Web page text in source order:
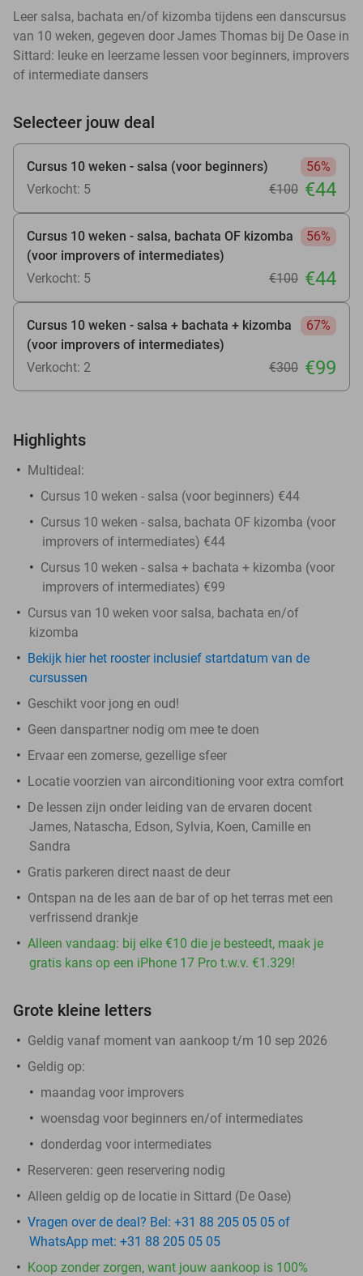
Leer salsa, bachata en/of kizomba tijdens een danscursus
van 10 weken, gegeven door James Thomas bij De Oase in
Sittard: leuke en leerzame lessen voor beginners, improvers
of intermediate dansers
Selecteer jouw deal
Cursus 10 weken - salsa (voor beginners)
56%
Verkocht: 5
€100 €44
Cursus 10 weken - salsa, bachata OF kizomba
(voor improvers of intermediates)
56%
Verkocht: 5 €100 €44
Cursus 10 weken - salsa + bachata + kizomba
(voor improvers of intermediates)
67%
Verkocht: 2 €300 €99
Highlights
Multideal:
Cursus 10 weken - salsa (voor beginners) €44
Cursus 10 weken - salsa, bachata OF kizomba (voor
improvers of intermediates) €44
Cursus 10 weken - salsa + bachata + kizomba (voor
improvers of intermediates) €99
Cursus van 10 weken voor salsa, bachata en/of
kizomba
Bekijk hier het rooster inclusief startdatum van de
cursussen
Geschikt voor jong en oud!
Geen danspartner nodig om mee te doen
Ervaar een zomerse, gezellige sfeer
Locatie voorzien van airconditioning voor extra comfort
De lessen zijn onder leiding van de ervaren docent
James, Natascha, Edson, Sylvia, Koen, Camille en
Sandra
Gratis parkeren direct naast de deur
Ontspan na de les aan de bar of op het terras met een
verfrissend drankje
Alleen vandaag: bij elke €10 die je besteedt, maak je
gratis kans op een iPhone 17 Pro t.w.v. €1.329!
Grote kleine letters
Geldig vanaf moment van aankoop t/m 10 sep 2026
Geldig op:
maandag voor improvers
woensdag voor beginners en/of intermediates
donderdag voor intermediates
Reserveren: geen reservering nodig
Alleen geldig op de locatie in Sittard (De Oase)
Vragen over de deal? Bel: +31 88 205 05 05 of
WhatsApp met: +31 88 205 05 05
Koop zonder zorgen, want jouw aankoop is 100%